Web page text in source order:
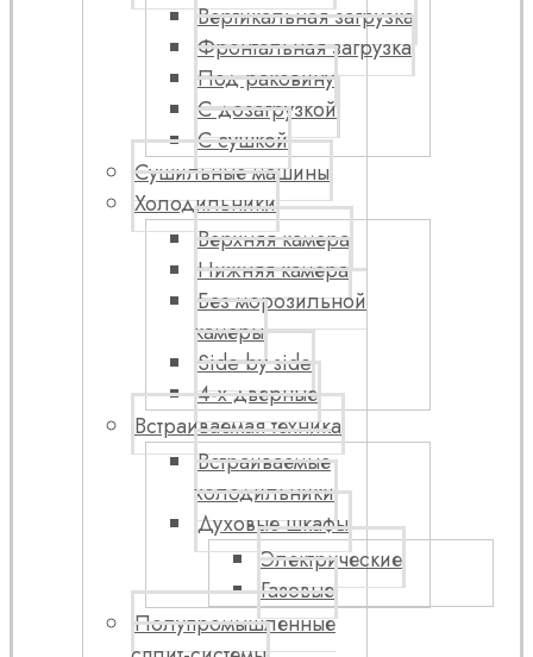
Вертикальная загрузка
Фронтальная загрузка
Под раковину
С дозагрузкой
С сушкой
Сушильные машины
Холодильники
Верхняя камера
Нижняя камера
Без морозильной
камеры
Side by side
4-х дверные
Встраиваемая техника
Встраиваемые
холодильники
Духовые шкафы
Электрические
Газовые
Полупромышленные